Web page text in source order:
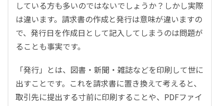
している方も多いのではないでしょうか？しかし実際
は違います。請求書の作成と発行は意味が違いますの
で、発行日を作成日として記入してしまうのは問題が
ることも事実です。
「発行」とは、図書・新聞・雑誌などを印刷して世に
出すことです。これを請求書に置き換えて考えると、
取引先に提出する寸前に印刷することや、PDFファイ